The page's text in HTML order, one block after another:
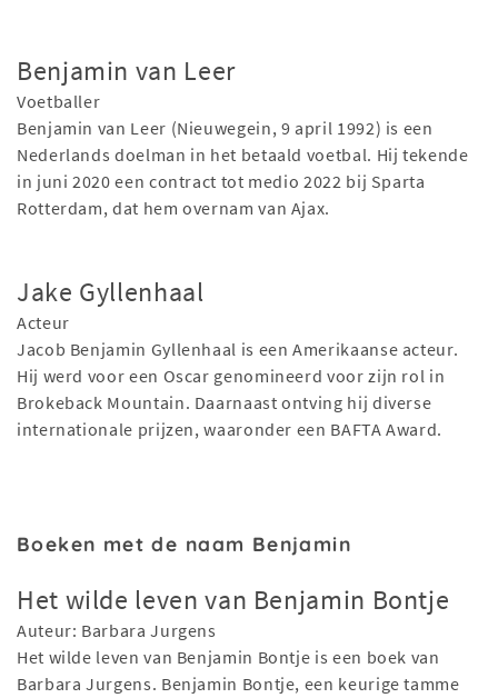
Benjamin van Leer
Voetballer
Benjamin van Leer (Nieuwegein, 9 april 1992) is een
Nederlands doelman in het betaald voetbal. Hij tekende
in juni 2020 een contract tot medio 2022 bij Sparta
Rotterdam, dat hem overnam van Ajax.
Jake Gyllenhaal
Acteur
Jacob Benjamin Gyllenhaal is een Amerikaanse acteur.
Hij werd voor een Oscar genomineerd voor zijn rol in
Brokeback Mountain. Daarnaast ontving hij diverse
internationale prijzen, waaronder een BAFTA Award.
Boeken met de naam Benjamin
Het wilde leven van Benjamin Bontje
Auteur: Barbara Jurgens
Het wilde leven van Benjamin Bontje is een boek van
Barbara Jurgens. Benjamin Bontje, een keurige tamme